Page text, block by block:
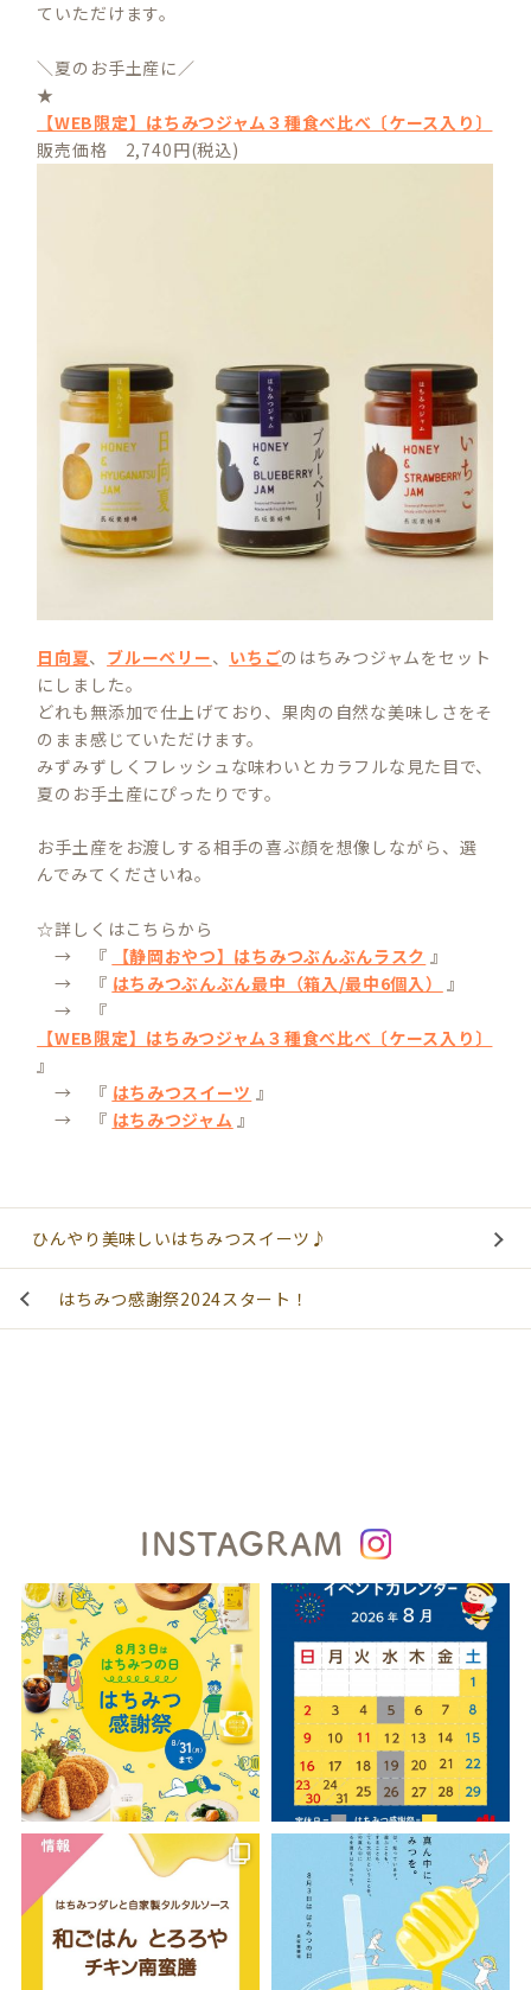
ていただけます。
＼夏のお手土産に／
★
【WEB限定】はちみつジャム３種食べ比べ〔ケース入り〕
販売価格 2,740円(税込)
日向夏、 ブルーベリー、 いちごのはちみつジャムをセット
にしました。
どれも無添加で仕上げており、果肉の自然な美味しさをそ
のまま感じていただけます。
みずみずしくフレッシュな味わいとカラフルな見た目で、
夏のお手土産にぴったりです。
お手土産をお渡しする相手の喜ぶ顔を想像しながら、選
んでみてくださいね。
☆詳しくはこちらから
→ 『
【静岡おやつ】はちみつぶんぶんラスク 』
→ 『 はちみつぶんぶん最中（箱入/最中6個入）
』
→ 『
【WEB限定】はちみつジャム３種食べ比べ〔ケース入り〕
』
→ 『 はちみつスイーツ 』
→ 『 はちみつジャム 』
ひんやり美味しいはちみつスイーツ♪
はちみつ感謝祭2024スタート！
INSTAGRAM